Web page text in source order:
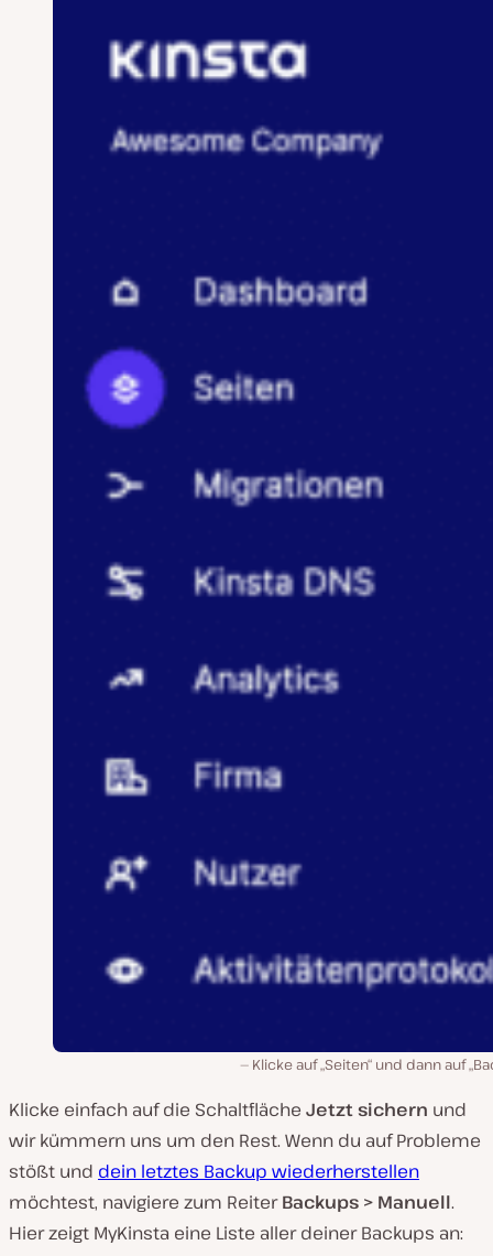
Klicke auf „Seiten“ und dann auf
Klicke einfach auf die Schaltfläche Jetzt sichern und
wir kümmern uns um den Rest. Wenn du auf Probleme
stößt und dein letztes Backup wiederherstellen
möchtest, navigiere zum ReiterBackups > Manuell.
Hier zeigt MyKinsta eine Liste aller deiner Backups an: